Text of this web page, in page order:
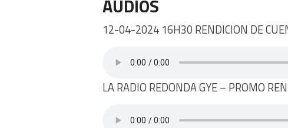
AUDIOS
12-04-2024 16H30 RENDICION DE
LA RADIO REDONDA GYE – PROMO